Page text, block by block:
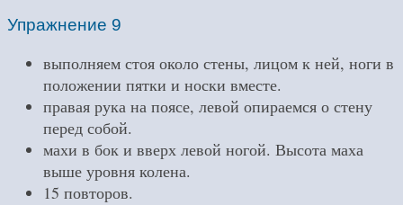
Упражнение 9
выполняем стоя около стены, лицом к ней, ноги в
положении пятки и носки вместе.
правая рука на поясе, левой опираемся о стену
перед собой.
махи в бок и вверх левой ногой. Высота маха
выше уровня колена.
15 повторов.